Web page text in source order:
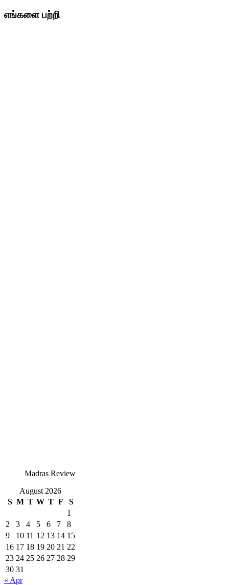
எங்களை பற்றி
Madras Review
August 2026
S M T W T F
S
1
2
3 4 5 6 7
8
9
10 11 12 13 14 15
16 17 18 19 20 21 22
23 24 25 26 27 28 29
30 31
« Apr